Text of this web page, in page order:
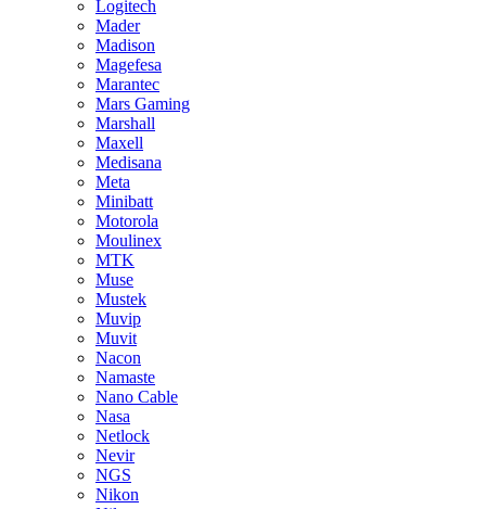
Logitech
Mader
Madison
Magefesa
Marantec
Mars Gaming
Marshall
Maxell
Medisana
Meta
Minibatt
Motorola
Moulinex
MTK
Muse
Mustek
Muvip
Muvit
Nacon
Namaste
Nano Cable
Nasa
Netlock
Nevir
NGS
Nikon